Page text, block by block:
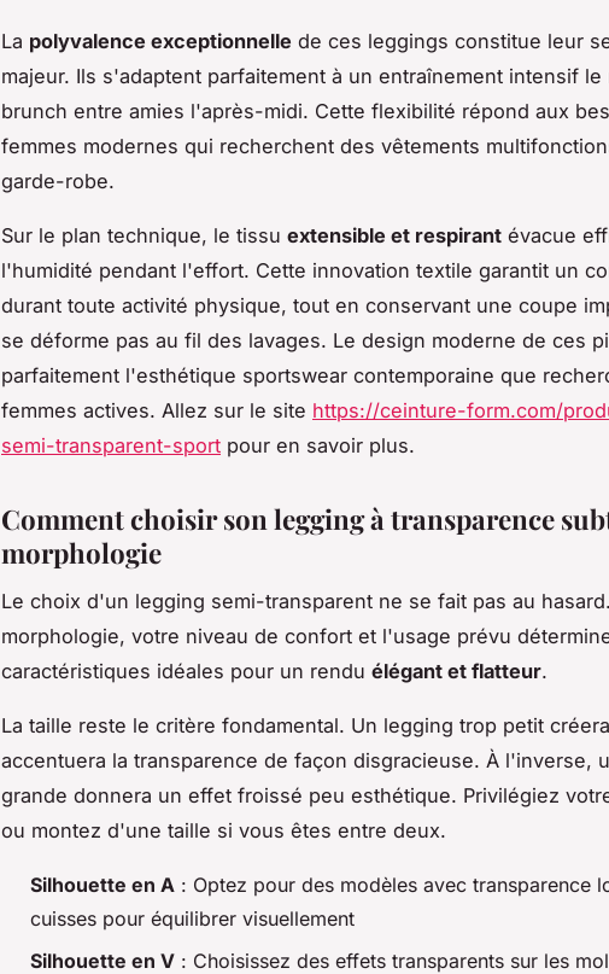
La polyvalence exceptionnelle de ces leggings constitue leur
majeur. Ils s'adaptent parfaitement à un entraînement intensif le
brunch entre amies l'après-midi. Cette flexibilité répond aux
femmes modernes qui recherchent des vêtements
garde-robe.
Sur le plan technique, le tissu extensible et respirant évacue
l'humidité pendant l'effort. Cette innovation textile garantit un
durant toute activité physique, tout en conservant une coupe
se déforme pas au fil des lavages. Le design moderne de ces
parfaitement l'esthétique sportswear contemporaine que
femmes actives. Allez sur le site https://ceinture-form.com/
semi-transparent-sport pour en savoir plus.
Comment choisir son legging à transparence
morphologie
Le choix d'un legging semi-transparent ne se fait pas au
morphologie, votre niveau de confort et l'usage prévu
caractéristiques idéales pour un rendu élégant et flatteur.
La taille reste le critère fondamental. Un legging trop petit
accentuera la transparence de façon disgracieuse. À l'inverse,
grande donnera un effet froissé peu esthétique. Privilégiez
ou montez d'une taille si vous êtes entre deux.
Silhouette en A : Optez pour des modèles avec transparence
cuisses pour équilibrer visuellement
Silhouette en V : Choisissez des effets transparents sur les